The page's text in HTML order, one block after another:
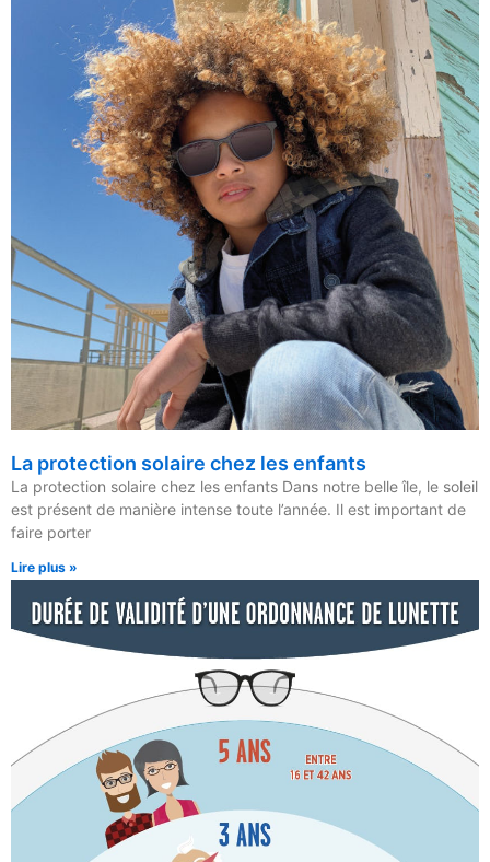
La protection solaire chez les enfants
La protection solaire chez les enfants Dans notre belle île, le soleil
est présent de manière intense toute l’année. Il est important de
faire porter
Lire plus »